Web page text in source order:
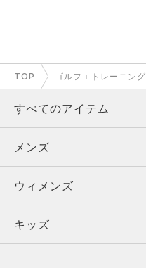
TOP ゴルフ＋トレーニング
すべてのアイテム
メンズ
ウィメンズ
キッズ
メンズ
トップス
ボトムス
ウィメンズ
トップス
キッズ